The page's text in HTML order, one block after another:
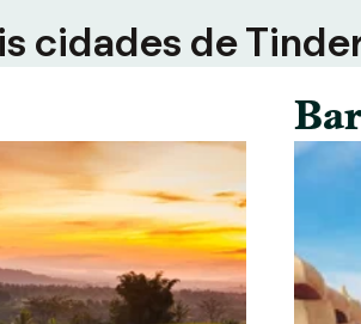
cidades de